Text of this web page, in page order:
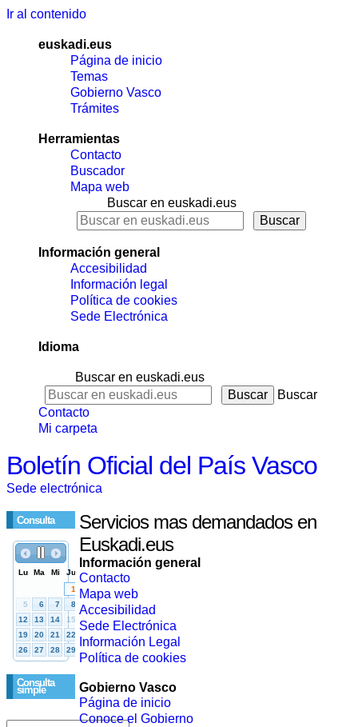
Ir al contenido
euskadi.eus
Página de inicio
Temas
Gobierno Vasco
Trámites
Herramientas
Contacto
Buscador
Mapa web
Buscar en euskadi.eus
Información general
Accesibilidad
Información legal
Política de cookies
Sede Electrónica
Idioma
Buscar en euskadi.eus
Buscar
Contacto
Mi carpeta
Boletín Oficial del País Vasco
Sede electrónica
Consulta
Consulta
simple
Servicios mas demandados en
Euskadi.eus
Información general
Contacto
Mapa web
Accesibilidad
Sede Electrónica
Información Legal
Política de cookies
Gobierno Vasco
Página de inicio
Conoce el Gobierno